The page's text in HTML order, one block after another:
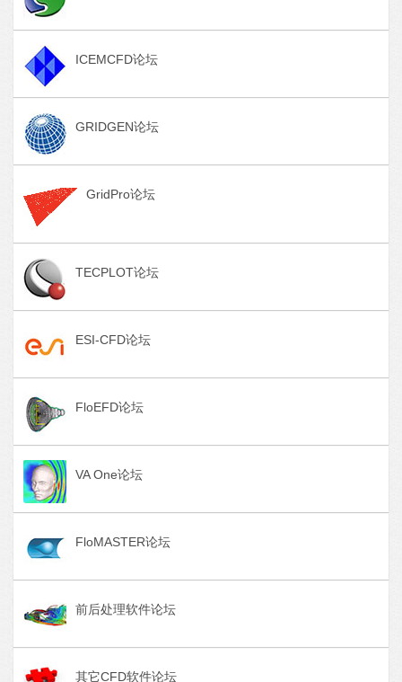
ICEMCFD论坛
GRIDGEN论坛
GridPro论坛
TECPLOT论坛
ESI-CFD论坛
FloEFD论坛
VA One论坛
FloMASTER论坛
前后处理软件论坛
其它CFD软件论坛